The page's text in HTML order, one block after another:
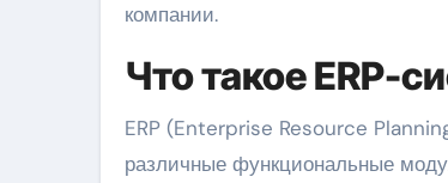
компании.
Что такое ERP-
ERP (Enterprise Resource
различные функциональные